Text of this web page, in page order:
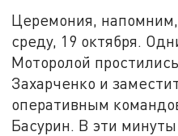
Церемония,
среду, 19 октября.
Моторолой
Захарченко и
оперативным
Басурин. В эти